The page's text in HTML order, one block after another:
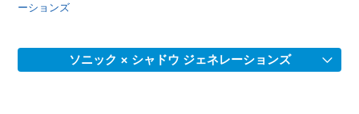
ーションズ
ソニック × シャドウ ジェネレーションズ